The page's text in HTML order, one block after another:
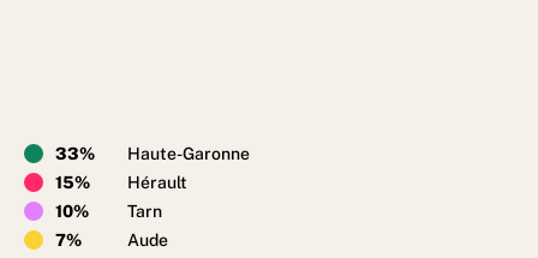
33%
Haute-Garonne
15%
Hérault
10%
Tarn
7%
Aude